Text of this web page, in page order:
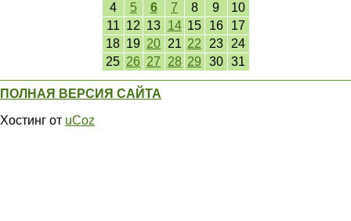
4
5 6 7 8 9
10
11 12 13 14 15 16
17
18 19 20 21 22 23
24
25 26 27 28 29 30 31
ПОЛНАЯ ВЕРСИЯ САЙТА
Хостинг от uCoz